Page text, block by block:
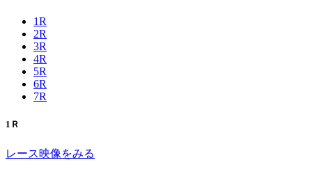
1R
2R
3R
4R
5R
6R
7R
1Ｒ
レース映像をみる